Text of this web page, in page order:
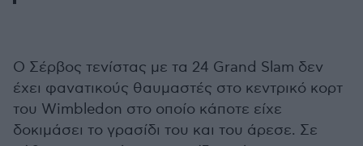
Ο Σέρβος τενίστας με τα 24 Grand Slam δεν
έχει φανατικούς θαυμαστές στο κεντρικό κορτ
του Wimbledon στο οποίο κάποτε είχε
δοκιμάσει το γρασίδι του και του άρεσε. Σε